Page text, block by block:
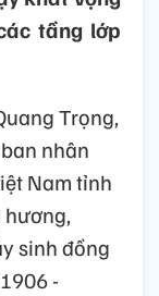
tầng lớp
Trọng,
nhân
Nam tỉnh
hương,
sinh đồng
-